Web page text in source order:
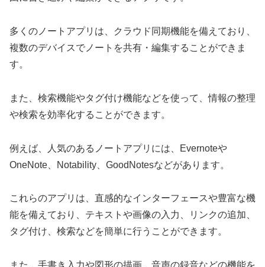
多くのノートアプリは、クラウド同期機能を備えており、
複数のデバイスでノートを共有・編集することができま
す。
また、検索機能やタグ付け機能などを使って、情報の整理
や検索を効率化することができます。
例えば、人気のあるノートアプリには、Evernoteや
OneNote、Notability、GoodNotesなどがあります。
これらのアプリは、直感的なインターフェースや豊富な機
能を備えており、テキストや画像の入力、リンクの追加、
タグ付け、検索などを簡単に行うことができます。